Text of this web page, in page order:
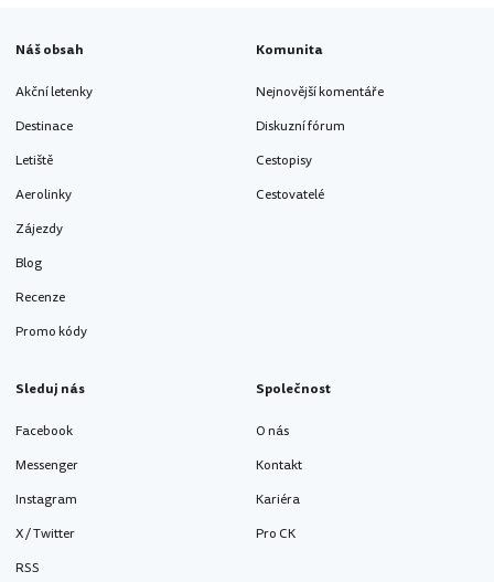
Náš obsah
Akční letenky
Destinace
Letiště
Aerolinky
Zájezdy
Blog
Recenze
Promo kódy
Komunita
Nejnovější komentáře
Diskuzní fórum
Cestopisy
Cestovatelé
Sleduj nás
Facebook
Messenger
Instagram
X / Twitter
RSS
Společnost
O nás
Kontakt
Kariéra
Pro CK